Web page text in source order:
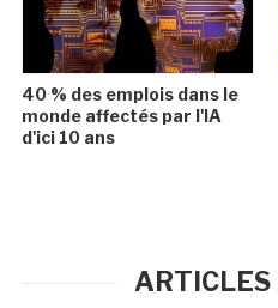
40 % des emplois dans le
monde affectés par l'IA
d'ici 10 ans
ARTICLES